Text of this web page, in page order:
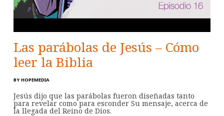
Las parábolas de Jesús – Cómo
leer la Biblia
BY HOPEMEDIA
Jesús dijo que las parábolas fueron diseñadas tanto
para revelar como para esconder Su mensaje, acerca de
la llegada del Reino de Dios.